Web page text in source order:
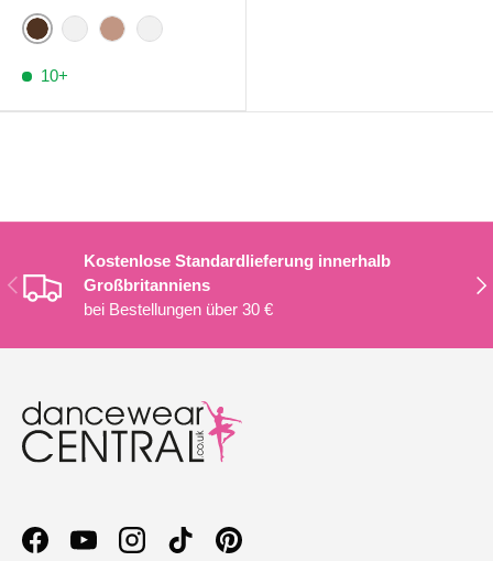
Bojangles
RabeUdayPerle
10+
VORHERIGE
Kostenlose Standardlieferung innerhalb
Großbritanniens
bei Bestellungen über 30 €
FacebookYouTubeInstagramTikTokPinterest